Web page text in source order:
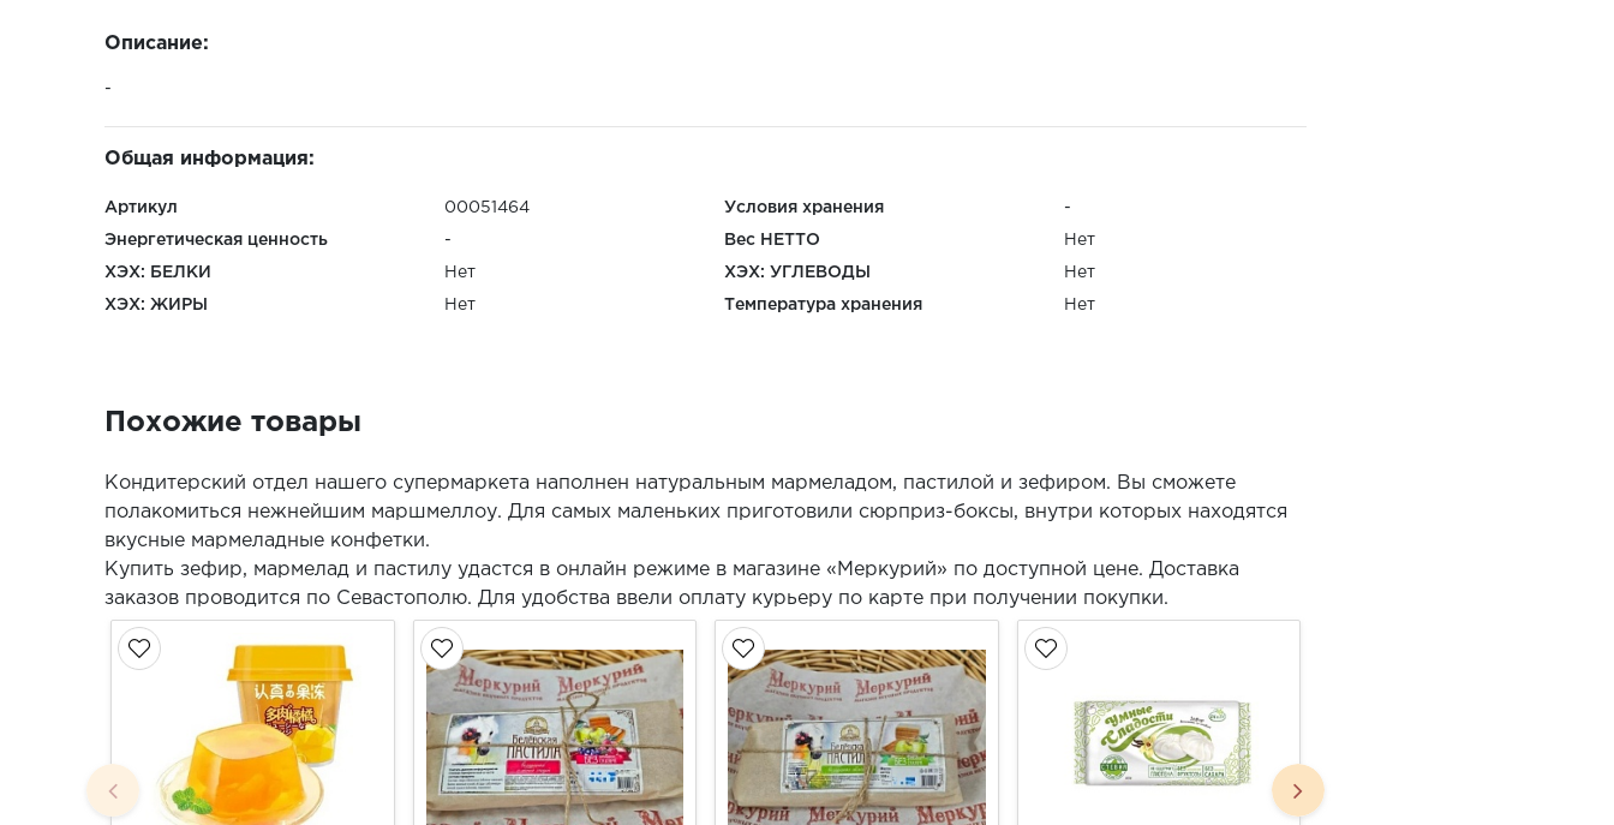
Описание:
-
Общая информация:
Артикул 00051464 Условия хранения -
Энергетическая ценность - Вес НЕТТО Нет
ХЭХ: БЕЛКИ Нет ХЭХ: УГЛЕВОДЫ Нет
ХЭХ: ЖИРЫ Нет Температура хранения Нет
Похожие товары
Кондитерский отдел нашего супермаркета наполнен натуральным мармеладом, пастилой и зефиром. Вы сможете
полакомиться нежнейшим маршмеллоу. Для самых маленьких приготовили сюрприз-боксы, внутри которых находятся
вкусные мармеладные конфетки.
Купить зефир, мармелад и пастилу удастся в онлайн режиме в магазине «Меркурий» по доступной цене. Доставка
заказов проводится по Севастополю. Для удобства ввели оплату курьеру по карте при получении покупки.